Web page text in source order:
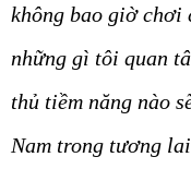
không bao giờ chơi
những gì tôi quan
thủ tiềm năng nào
Nam trong tương